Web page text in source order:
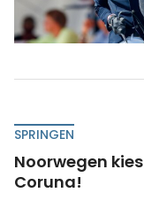
SPRINGEN
Noorwegen
Coruna!